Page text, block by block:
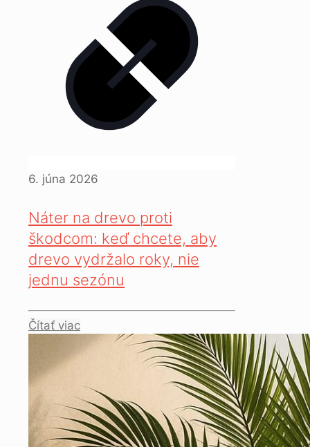
6. júna 2026
Náter na drevo proti
škodcom: keď chcete, aby
drevo vydržalo roky, nie
jednu sezónu
Čítať viac